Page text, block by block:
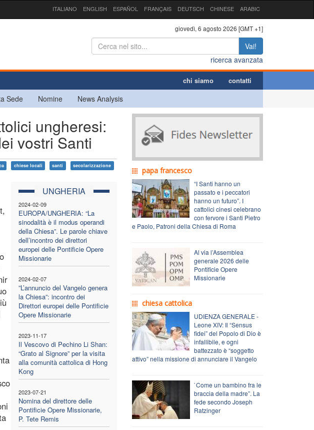
ITALIANO ENGLISH ESPAÑOL FRANÇAIS DEUTSCH CHINESE ARABIC
giovedì, 6 agosto 2026 [GMT +1]
Vai!
ricerca avanzata
chi siamo contatti
Sede Nomine News Analysis
ungheresi:
vostri Santi
chiese locali santi secolarizzazione
UNGHERIA
2024-02-09
EUROPA/UNGHERIA: “La
sinodalità è il modus operandi
della Chiesa”. Le parole chiave
dell’incontro dei direttori
europei delle Pontificie Opere
Missionarie
2024-02-07
”L’annuncio del Vangelo genera
la Chiesa”: incontro dei
Direttori europei delle Pontificie
Opere Missionarie
2023-11-17
Il Vescovo di Pechino Li Shan:
“Grato al Signore” per la visita
alla comunità cattolica di Hong
Kong
2023-07-21
Nomina del direttore delle
Pontificie Opere Missionarie,
P. Tete Remis
papa francesco
“I Santi hanno un
passato e i peccatori
hanno un futuro”. I
cattolici cinesi celebrano
con fervore i Santi Pietro
e Paolo, Patroni della Chiesa di Roma
Al via l’Assemblea
generale 2026 delle
Pontificie Opere
Missionarie
chiesa cattolica
UDIENZA GENERALE -
Leone XIV: Il “Sensus
fidei” del Popolo di Dio è
infallibile, e ogni
battezzato è “soggetto
attivo” nella missione di annunciare il Vangelo
`Come un bambino fra le
braccia della madre”. La
fede secondo Joseph
Ratzinger